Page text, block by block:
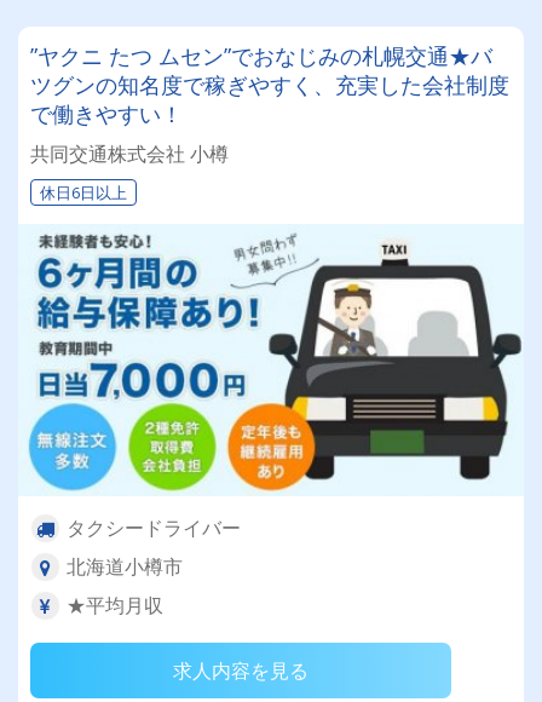
”ヤクニ たつ ムセン”でおなじみの札幌交通★バ
ツグンの知名度で稼ぎやすく、充実した会社制度
で働きやすい！
共同交通株式会社 小樽
休日6日以上
タクシードライバー
北海道小樽市
★平均月収
求人内容を見る